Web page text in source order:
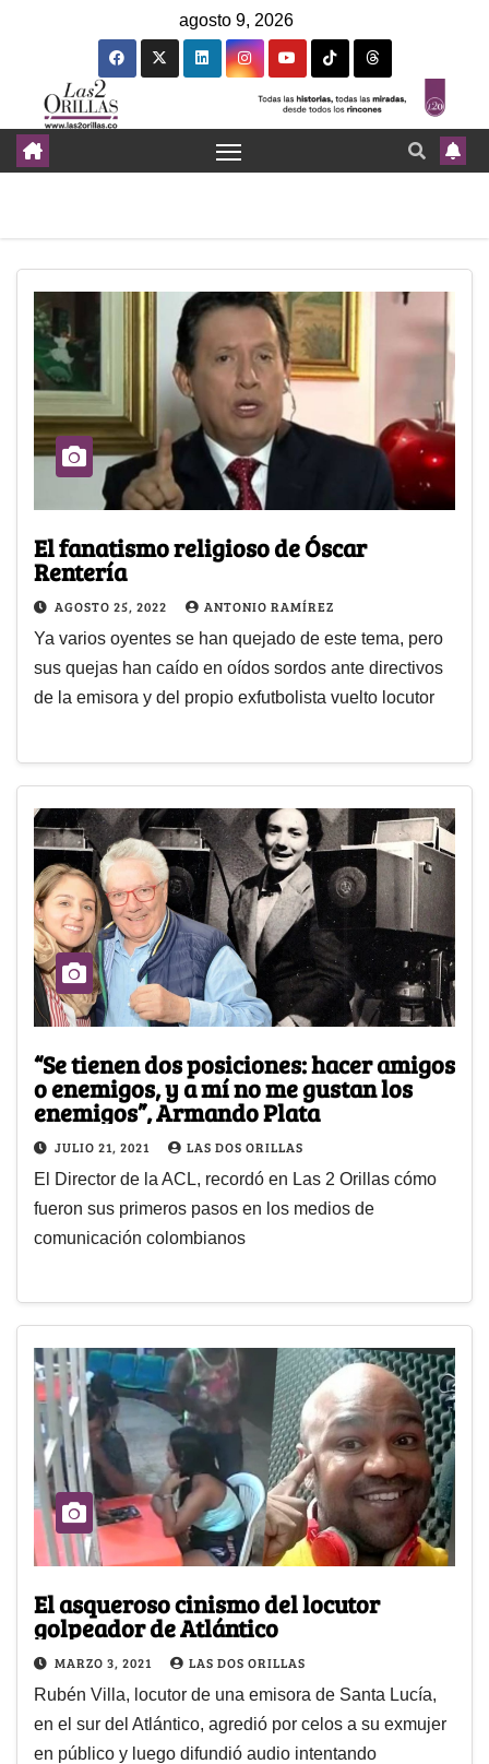
agosto 9, 2026
El fanatismo religioso de Óscar
Rentería
AGOSTO 25, 2022 ANTONIO RAMÍREZ
Ya varios oyentes se han quejado de este tema, pero
sus quejas han caído en oídos sordos ante directivos
de la emisora y del propio exfutbolista vuelto locutor
“Se tienen dos posiciones: hacer amigos
o enemigos, y a mí no me gustan los
enemigos”, Armando Plata
JULIO 21, 2021 LAS DOS ORILLAS
El Director de la ACL, recordó en Las 2 Orillas cómo
fueron sus primeros pasos en los medios de
comunicación colombianos
El asqueroso cinismo del locutor
golpeador de Atlántico
MARZO 3, 2021 LAS DOS ORILLAS
Rubén Villa, locutor de una emisora de Santa Lucía,
en el sur del Atlántico, agredió por celos a su exmujer
en público y luego difundió audio intentando